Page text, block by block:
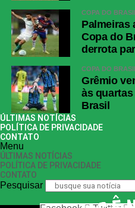
COPA DO
Palmeiras
Copa do
derrota
COPA DO
Grêmio
às
Brasil
ÚLTIMAS NOTÍCIAS
POLÍTICA DE PRIVACIDADE
CONTATO
Menu
ÚLTIMAS NOTÍCIAS
POLÍTICA DE PRIVACIDADE
CONTATO
Pesquisar